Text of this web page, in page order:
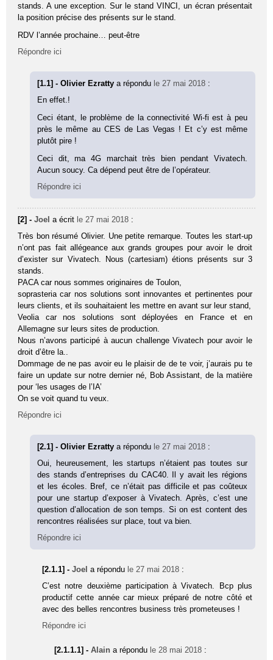
stands. A une exception. Sur le stand VINCI, un écran présentait
la position précise des présents sur le stand.
RDV l’année prochaine… peut-être
Répondre ici
[1.1] - Olivier Ezrattya répondu le 27 mai 2018 :
En effet.!
Ceci étant, le problème de la connectivité Wi-fi est à peu
près le même au CES de Las Vegas ! Et c’y est même
plutôt pire !
Ceci dit, ma 4G marchait très bien pendant Vivatech.
Aucun soucy. Ca dépend peut être de l’opérateur.
Répondre ici
[2] -Joel a écrit le 27 mai 2018 :
Très bon résumé Olivier. Une petite remarque. Toutes les start-up
n’ont pas fait allégeance aux grands groupes pour avoir le droit
d’exister sur Vivatech. Nous (cartesiam) étions présents sur 3
stands.
PACA car nous sommes originaires de Toulon,
soprasteria car nos solutions sont innovantes et pertinentes pour
leurs clients, et ils souhaitaient les mettre en avant sur leur stand,
Veolia car nos solutions sont déployées en France et en
Allemagne sur leurs sites de production.
Nous n’avons participé à aucun challenge Vivatech pour avoir le
droit d’être la..
Dommage de ne pas avoir eu le plaisir de de te voir, j’aurais pu te
faire un update sur notre dernier né, Bob Assistant, de la matière
pour ‘les usages de l’IA’
On se voit quand tu veux.
Répondre ici
[2.1] - Olivier Ezrattya répondu le 27 mai 2018 :
Oui, heureusement, les startups n’étaient pas toutes sur
des stands d’entreprises du CAC40. Il y avait les régions
et les écoles. Bref, ce n’était pas difficile et pas coûteux
pour une startup d’exposer à Vivatech. Après, c’est une
question d’allocation de son temps. Si on est content des
rencontres réalisées sur place, tout va bien.
Répondre ici
[2.1.1] -Joel a répondu le 27 mai 2018 :
C’est notre deuxième participation à Vivatech. Bcp plus
productif cette année car mieux préparé de notre côté et
avec des belles rencontres business très prometeuses !
Répondre ici
[2.1.1.1] -Alain a répondu le 28 mai 2018 :